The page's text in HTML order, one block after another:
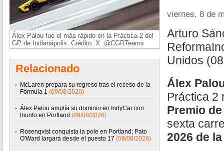
Álex Palou fue el más rápido en la Práctica 2 del
GP de Indianápolis. Crédito: X: @CGRTeams
Relacionado
McLaren prepara su regreso tras el receso de la
Fórmula 1 (09/08/2026)
Álex Palou amplía su dominio en IndyCar con
triunfo en Portland (09/08/2026)
Rosenqvist conquista la pole en Portland; Pato
O'Ward largará desde el puesto 17 (08/08/2026)
viernes, 8 de
Arturo
Unidos
Álex
Práctica 2
Premio
sexta
2026 de